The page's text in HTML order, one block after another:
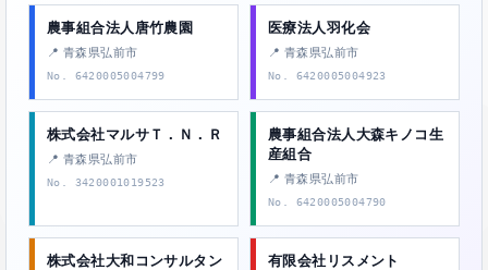
農事組合法人唐竹農園
📍 青森県弘前市
No. 6420005004799
医療法人羽化会
📍 青森県弘前市
No. 6420005004923
株式会社マルサＴ．Ｎ．Ｒ
📍 青森県弘前市
No. 3420001019523
農事組合法人大森キノコ生
産組合
📍 青森県弘前市
No. 6420005004790
株式会社大和コンサルタン
有限会社リスメント